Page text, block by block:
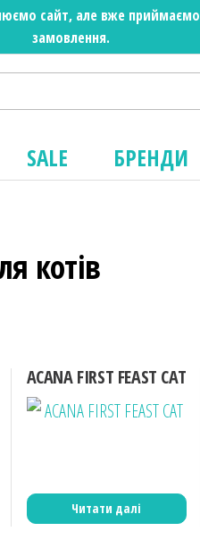
сайт, але вже приймаємо
замовлення.
SALE БРЕНДИ
котів
ACANA FIRST FEAST CAT
Читати далі